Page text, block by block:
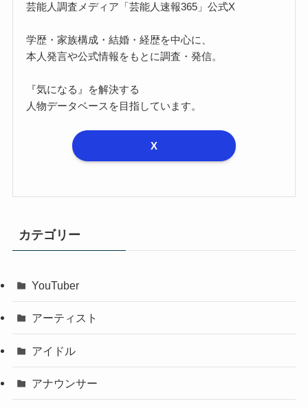
芸能人調査メディア「芸能人速報365」公式X
学歴・家族構成・結婚・経歴を中心に、
本人発言や公式情報をもとに調査・発信。
『気になる』を解決する
人物データベースを目指しています。
X
カテゴリー
YouTuber
アーティスト
アイドル
アナウンサー